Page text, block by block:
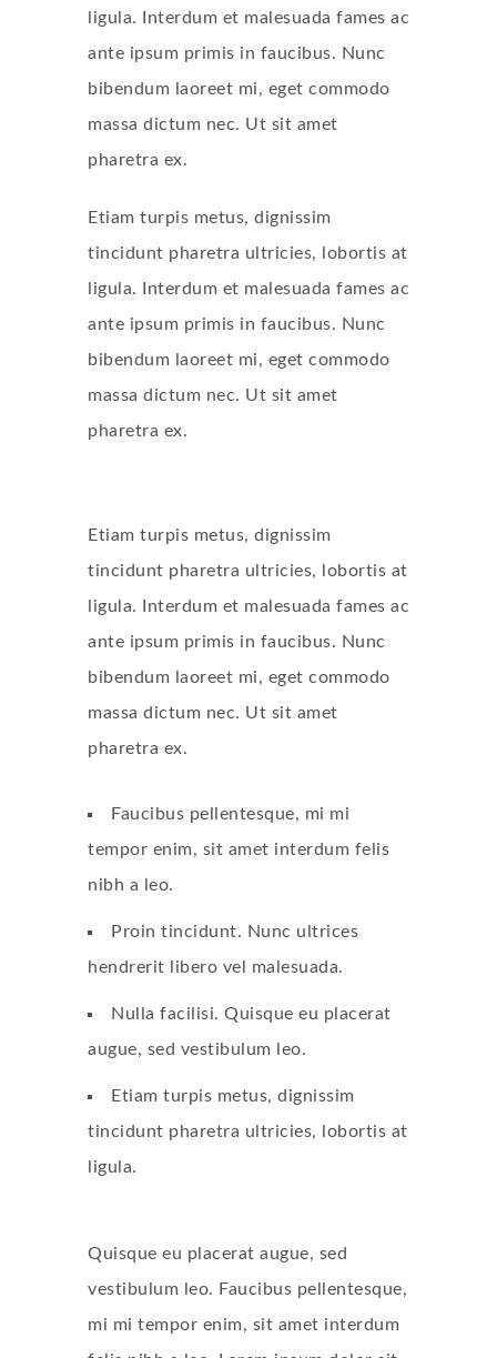
ligula. Interdum et malesuada fames ac
ante ipsum primis in faucibus. Nunc
bibendum laoreet mi, eget commodo
massa dictum nec. Ut sit amet
pharetra ex.
Etiam turpis metus, dignissim
tincidunt pharetra ultricies, lobortis at
ligula. Interdum et malesuada fames ac
ante ipsum primis in faucibus. Nunc
bibendum laoreet mi, eget commodo
massa dictum nec. Ut sit amet
pharetra ex.
Etiam turpis metus, dignissim
tincidunt pharetra ultricies, lobortis at
ligula. Interdum et malesuada fames ac
ante ipsum primis in faucibus. Nunc
bibendum laoreet mi, eget commodo
massa dictum nec. Ut sit amet
pharetra ex.
Faucibus pellentesque, mi mi
tempor enim, sit amet interdum felis
nibh a leo.
Proin tincidunt. Nunc ultrices
hendrerit libero vel malesuada.
Nulla facilisi. Quisque eu placerat
augue, sed vestibulum leo.
Etiam turpis metus, dignissim
tincidunt pharetra ultricies, lobortis at
ligula.
Quisque eu placerat augue, sed
vestibulum leo. Faucibus pellentesque,
mi mi tempor enim, sit amet interdum